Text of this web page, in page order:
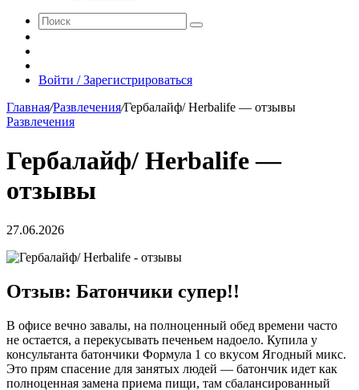
Поиск
статья
Войти / Зарегистрироваться
Главная/Развлечения/Гербалайф/ Herbalife — отзывы
Развлечения
Гербалайф/ Herbalife —
отзывы
27.06.2026
Отзыв: Батончики супер!!
В офисе вечно завалы, на полноценный обед времени часто
не остается, а перекусывать печеньем надоело. Купила у
консультанта батончики Формула 1 со вкусом Ягодный микс.
Это прям спасение для занятых людей — батончик идет как
полноценная замена приема пищи, там сбалансированный